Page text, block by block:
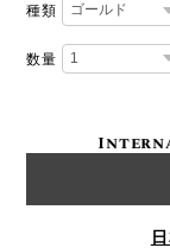
種類
数量